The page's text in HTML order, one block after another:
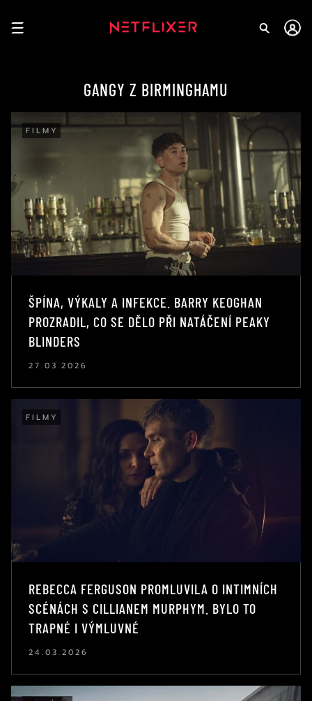
GANGY Z BIRMINGHAMU
FILMY
ŠPÍNA, VÝKALY A INFEKCE. BARRY KEOGHAN
PROZRADIL, CO SE DĚLO PŘI NATÁČENÍ PEAKY
BLINDERS
27.03.2026
FILMY
REBECCA FERGUSON PROMLUVILA O INTIMNÍCH
SCÉNÁCH S CILLIANEM MURPHYM. BYLO TO
TRAPNÉ I VÝMLUVNÉ
24.03.2026